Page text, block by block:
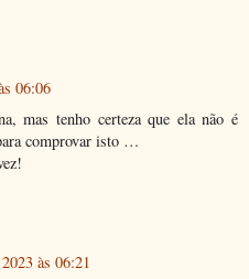
06:06
mas tenho certeza que ela não é
comprovar isto …
às 06:21